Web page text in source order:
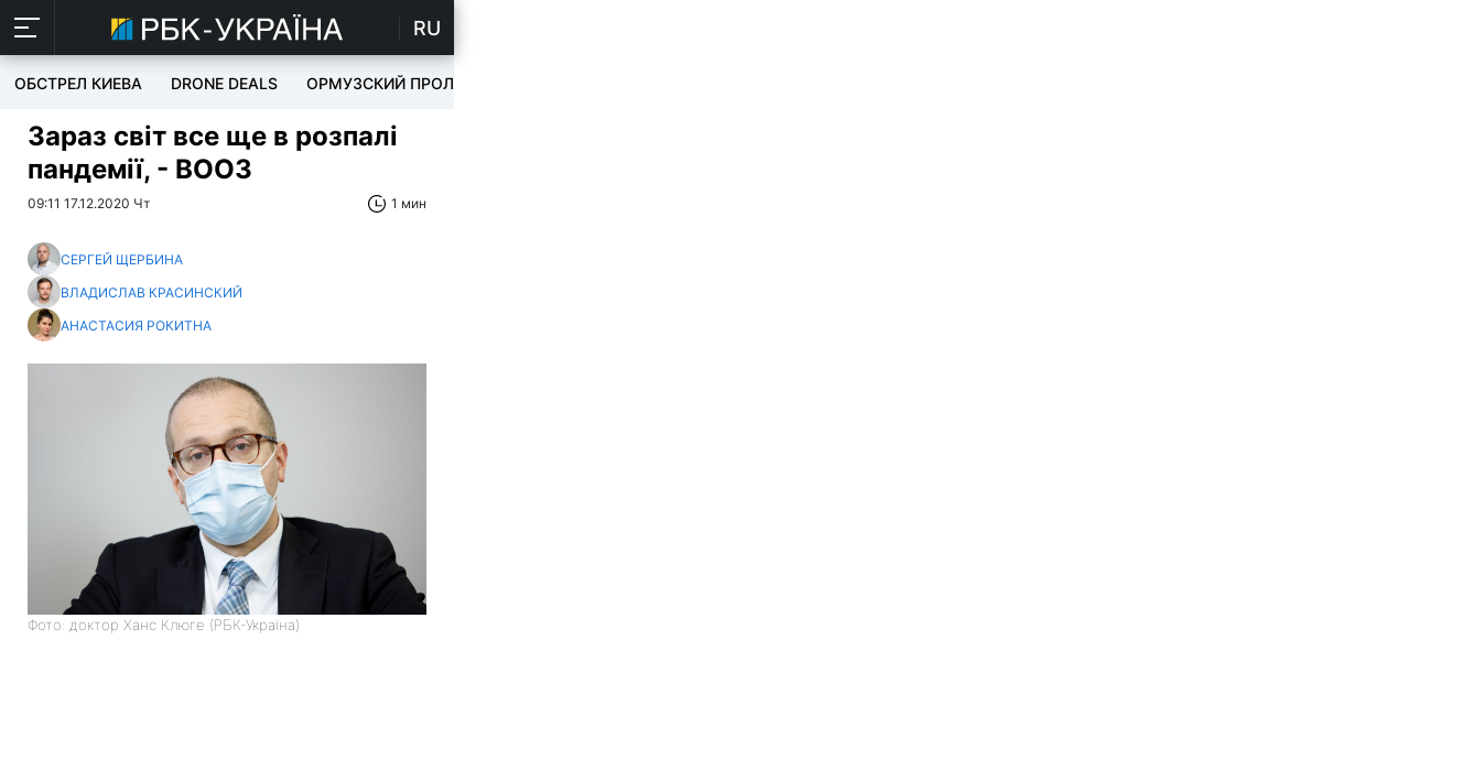
RU
ОБСТРЕЛ КИЕВА DRONE DEALS ОРМУЗСКИЙ ПРОЛИВ
Зараз світ все ще в розпалі
пандемії, - ВООЗ
09:11 17.12.2020 Чт 1 мин
СЕРГЕЙ ЩЕРБИНА
ВЛАДИСЛАВ КРАСИНСКИЙ
АНАСТАСИЯ РОКИТНА
Фото: доктор Ханс Клюге (РБК-Україна)